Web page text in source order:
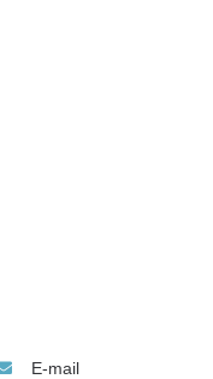
E-mail